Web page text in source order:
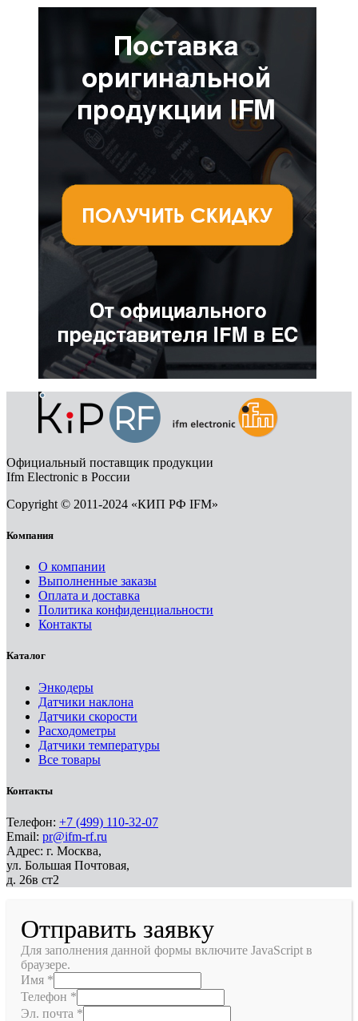
Официальный поставщик продукции
Ifm Electronic в России
Copyright © 2011-2024 «КИП РФ IFM»
Компания
О компании
Выполненные заказы
Оплата и доставка
Политика конфиденциальности
Контакты
Каталог
Энкодеры
Датчики наклона
Датчики скорости
Расходометры
Датчики температуры
Все товары
Контакты
Телефон: +7 (499) 110-32-07
Email: pr@ifm-rf.ru
Адрес: г. Москва,
ул. Большая Почтовая,
д. 26в ст2
Отправить заявку
Для заполнения данной формы включите JavaScript в
браузере.
Имя *
Телефон *
Эл. почта *